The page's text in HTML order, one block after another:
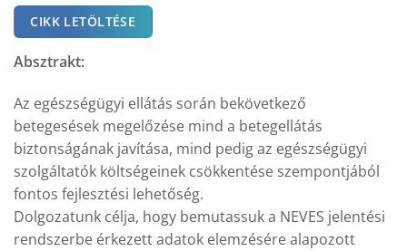
CIKK LETÖLTÉSE
Absztrakt:
Az egészségügyi ellátás során bekövetkező
betegesések megelőzése mind a betegellátás
biztonságának javítása, mind pedig az egészségügyi
szolgáltatók költségeinek csökkentése szempontjából
fontos fejlesztési lehetőség.
Dolgozatunk célja, hogy bemutassuk a NEVES jelentési
rendszerbe érkezett adatok elemzésére alapozott